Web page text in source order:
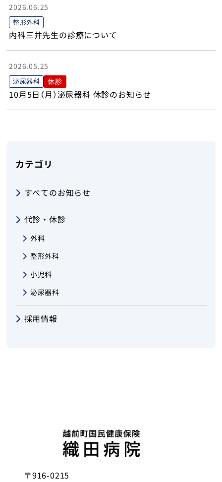
アクセス
お問い合わせ
トップ
2026.06.25
整形外科
内科三井先生の診療について
2026.05.25
泌尿器科 休診
10月5日（月）泌尿器科 休診のお知らせ
カテゴリ
すべてのお知らせ
代診・休診
外科
整形外科
小児科
泌尿器科
採用情報
〒916-0215